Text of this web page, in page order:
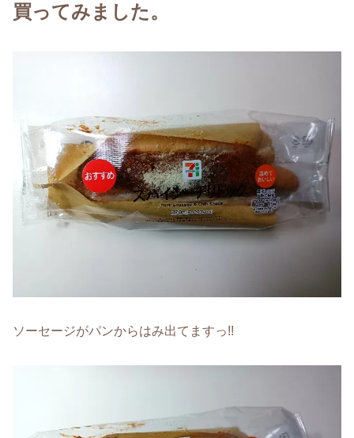
買ってみました。
ソーセージがパンからはみ出てますっ!!